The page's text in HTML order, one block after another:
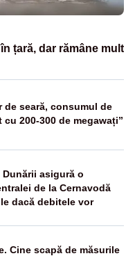
țară, dar rămâne mult
de seară, consumul de
200-300 de megawați”
asigură o
de la Cernavodă
dacă debitele vor
Cine scapă de măsurile